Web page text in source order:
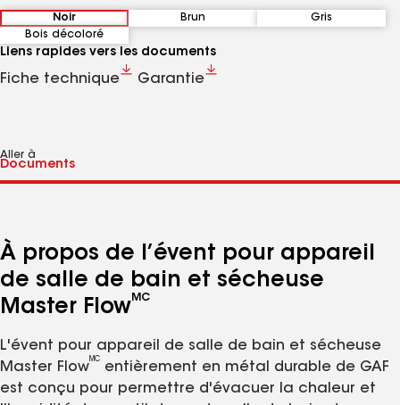
Noir Brun
Gris
Bois décoloré
Liens rapides vers les documents
Fiche technique Garantie
Aller à
À propos de l’évent pour appareil
de salle de bain et sécheuse
Master FlowMC
L'évent pour appareil de salle de bain et sécheuse
Master Flow
MC
entièrement en métal durable de GAF
est conçu pour permettre d'évacuer la chaleur et